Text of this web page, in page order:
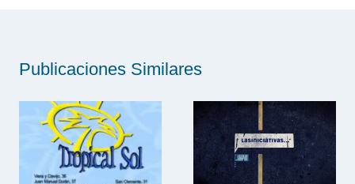
Publicaciones Similares